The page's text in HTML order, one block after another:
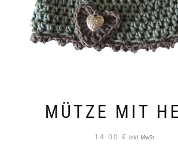
MÜTZE MIT
14.00 € inkl. MwSt.